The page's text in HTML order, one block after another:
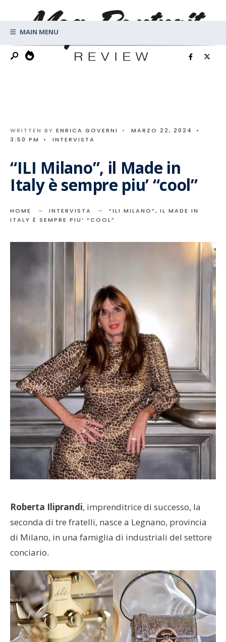
contentMAIN MENU
WRITTEN BY ENRICA GOVERNI • MARZO 22, 2024
•
3:50 PM
• INTERVISTA
“ILI Milano”, il Made in
Italy è sempre piu’ “cool”
HOME INTERVISTA
“ILI MILANO”, IL MADE IN
ITALY È SEMPRE PIU’ “COOL”
Roberta Iliprandi, imprenditrice di successo, la
seconda di tre fratelli, nasce a Legnano, provincia
di Milano, in una famiglia di industriali del settore
conciario.